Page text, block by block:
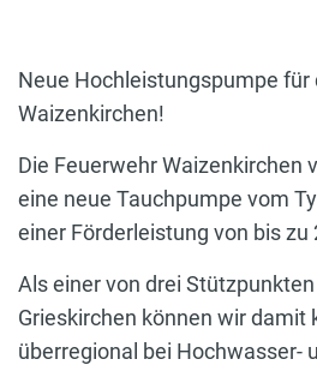
Neue Hochleistungspumpe für
Waizenkirchen!
Die Feuerwehr Waizenkirchen
eine neue Tauchpumpe vom
einer Förderleistung von bis zu
Als einer von drei
Grieskirchen können wir damit
überregional bei Hochwasser-